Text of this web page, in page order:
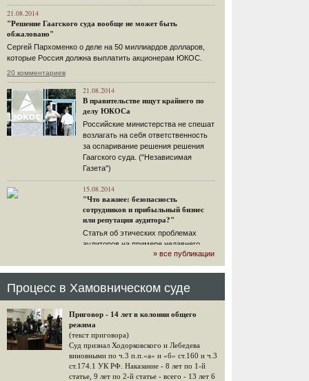
21.08.2014
"Решение Гаагского суда вообще не может быть
обжаловано"
Сергей Пархоменко о деле на 50 миллиардов долларов,
которые Россия должна выплатить акционерам ЮКОС.
20 комментариев
21.08.2014
В правительстве ищут крайнего по
делу ЮКОСа
Российские министерства не спешат
возлагать на себя ответственность
за оспаривание решения решения
Гаагского суда. ("Независимая
Газета")
15.08.2014
"Что важнее: безопасность
сотрудников и прибыльный бизнес
или репутация аудитора?"
Статья об этических проблемах
аудиторов на примере недавнего
громкого арбитражного решения по
ЮКОСу. (navalny.com)
15.08.2014
конфискационным санкциям со
стороны государства, оказались под
защитой арбитражного суда"
Швейцарская газета "Neue Zuercher
Zeitung" о гаагском судебном
решении.
» все публикации
Процесс в Хамовническом суде
Приговор - 14 лет в колонии общего
режима
(текст приговора)
Суд признал Ходорковского и Лебедева
виновными по ч.3 п.п.«а» и «б» ст.160 и ч.3
ст.174.1 УК РФ. Наказание - 8 лет по 1-й
статье, 9 лет по 2-й статье - всего - 13 лет 6